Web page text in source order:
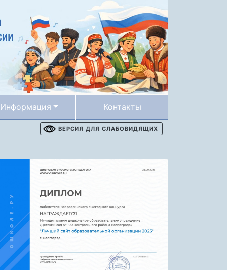
Информация Контакты
ВЕРСИЯ ДЛЯ СЛАБОВИДЯЩИХ